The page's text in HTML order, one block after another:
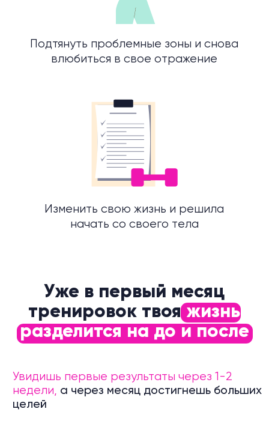
Сбалансируешь питание,при этом
сохранив свой текущий рацион на 70–80%
Цифры на весах — это идеальный способ
начать и посмотреть в глаза своему страху,
лени и неуверенности